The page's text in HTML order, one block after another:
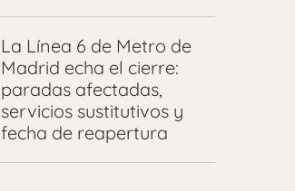
La Línea 6 de Metro de
Madrid echa el cierre:
paradas afectadas,
servicios sustitutivos y
fecha de reapertura